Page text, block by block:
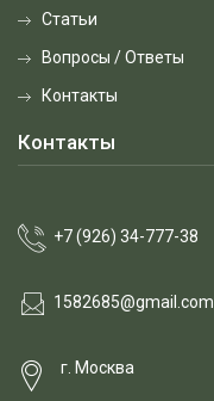
Статьи
Вопросы / Ответы
Контакты
Контакты
+7 (926) 34-777-38
1582685@gmail.com
г. Москва